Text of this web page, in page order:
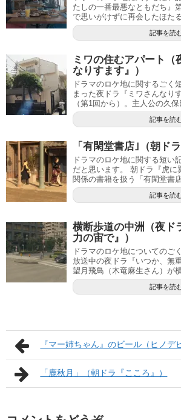
たしの一番最悪なともだち』
で思いがけずに再会したほた
記事を読
ミワの住むアパート（
なりすます』）
ドラマのロケ地に関するごく
まった夜ドラ『ミワさんなり
（第1回から）。主人公の久
記事を読
「有閑堂書店｣（朝ド
ドラマのロケ地に関する短い
だと思います。 朝ドラ『虎に
関係の書籍を扱う「有閑堂書
記事を読
横断歩道の中洲（夜ド
力の宙で』）
ドラマのロケ地についてのご
放送中の夜ドラ『いつか、無
望月飛鳥（木竜麻生さん）が
記事を読
『マー姉ちゃん』のビール（ヒノデ
「鹿秋月」（朝ドラ『こころ』）